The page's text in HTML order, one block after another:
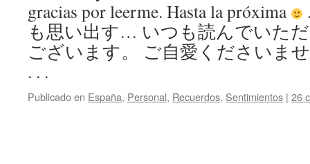
gracias por leerme. Hasta la próxima
も思い出す… いつも読んでいた
ございます。 ご自愛くださいま
. . .
Publicado en España, Personal, Recuerdos, Sentimientos | 26